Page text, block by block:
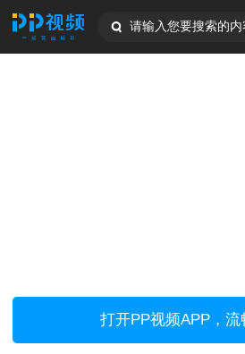
请输入您要搜索的内
打开PP视频APP，流